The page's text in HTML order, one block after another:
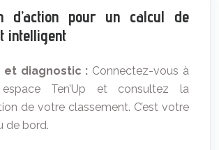
d’action pour un calcul de
intelligent
et diagnostic : Connectez-vous à
Ten’Up et consultez la
de votre classement. C’est votre
de bord.